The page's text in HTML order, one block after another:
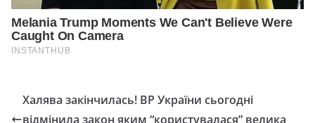
Халява закінчилась! ВР України сьогодні
відмінила закон яким “користувалася” велика